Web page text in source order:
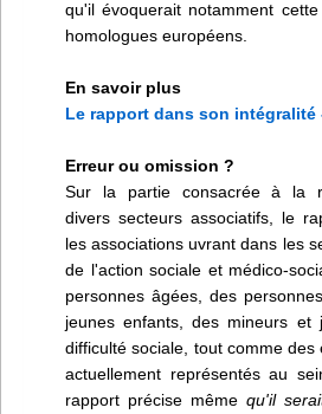
qu'il évoquerait notamment
homologues européens.
En savoir plus
Le rapport dans son intégralité
Erreur ou omission ?
Sur la partie consacrée à la
divers secteurs associatifs, le
les associations uvrant dans les
de l'action sociale et médico-
personnes âgées, des
jeunes enfants, des mineurs et
difficulté sociale, tout comme des
actuellement représentés au
rapport précise même qu'il